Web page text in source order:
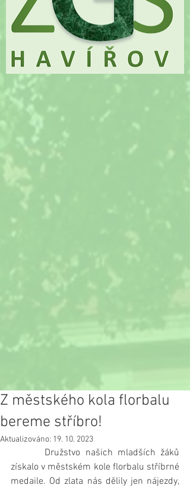
Z městského kola florbalu
bereme stříbro!
Aktualizováno: 19. 10. 2023
získalo v městském kole florbalu stříbrné
medaile. Od zlata nás dělily jen nájezdy,